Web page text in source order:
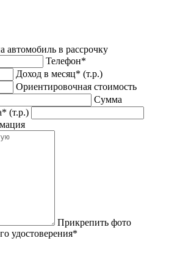
автомобиль в рассрочку
Телефон*
Доход в месяц* (т.р.)
Ориентировочная стоимость
Сумма
(т.р.)
Прикрепить фото
удостоверения*